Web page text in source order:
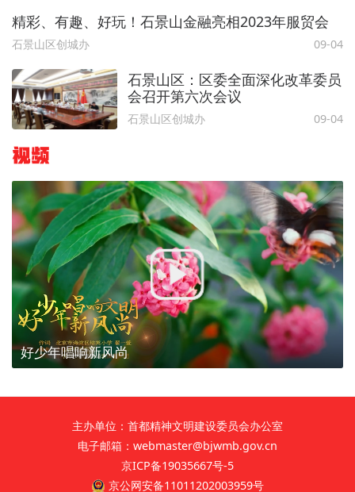
精彩、有趣、好玩！石景山金融亮相2023年服贸会
石景山区创城办 09-04
石景山区：区委全面深化改革委员
会召开第六次会议
石景山区创城办 09-04
视频
好少年唱响新风尚
主办单位：首都精神文明建设委员会办公室
电子邮箱：webmaster@bjwmb.gov.cn
京ICP备19035667号-5
京公网安备11011202003959号